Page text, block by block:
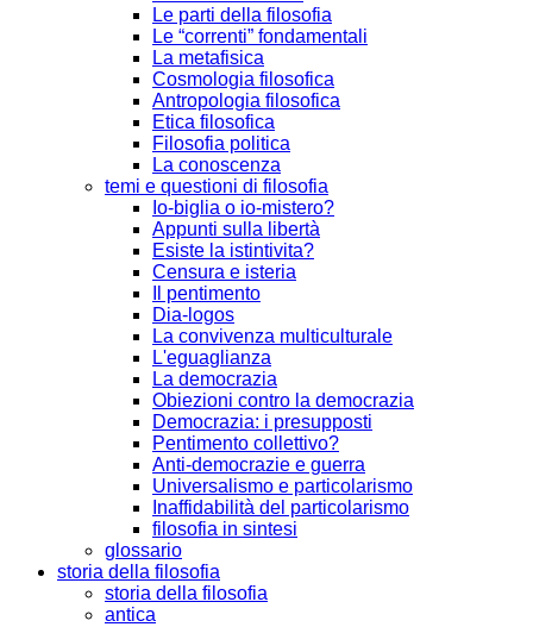
Le parti della filosofia
Le “correnti” fondamentali
La metafisica
Cosmologia filosofica
Antropologia filosofica
Etica filosofica
Filosofia politica
La conoscenza
temi e questioni di filosofia
Io-biglia o io-mistero?
Appunti sulla libertà
Esiste la istintivita?
Censura e isteria
Il pentimento
Dia-logos
La convivenza multiculturale
L'eguaglianza
La democrazia
Obiezioni contro la democrazia
Democrazia: i presupposti
Pentimento collettivo?
Anti-democrazie e guerra
Universalismo e particolarismo
Inaffidabilità del particolarismo
filosofia in sintesi
glossario
storia della filosofia
storia della filosofia
antica